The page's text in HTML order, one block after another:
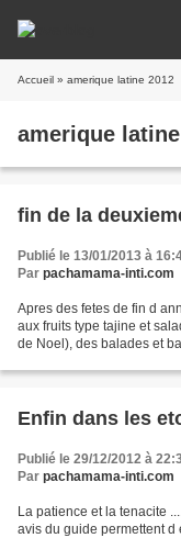
Accueil » amerique latine 2012
amerique
fin de la
Publié le 13/01/2013 à
Par pachamama-inti.com
Apres des fetes de fin d
aux fruits type tajine et
de Noel), des balades et
Enfin dans les
Publié le 29/12/2012 à
Par pachamama-inti.com
La patience et la tenacite
avis du guide permettent